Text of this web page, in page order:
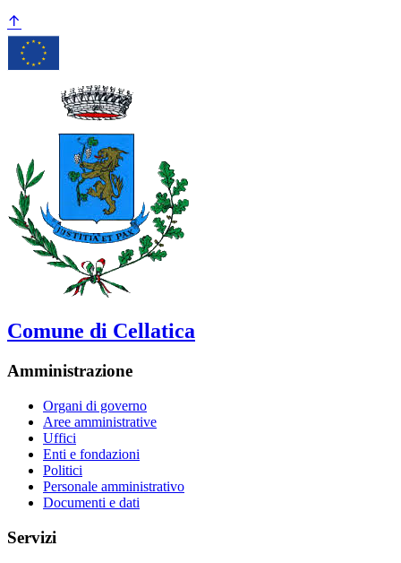
Comune di Cellatica
Amministrazione
Organi di governo
Aree amministrative
Uffici
Enti e fondazioni
Politici
Personale amministrativo
Documenti e dati
Servizi